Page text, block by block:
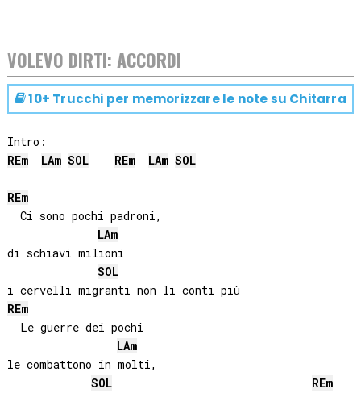
VOLEVO DIRTI: ACCORDI
10+ Trucchi per memorizzare le note su Chitarra
REm LAm SOL REm LAm SOL
REm
  Ci sono pochi padroni,
LAm
di schiavi milioni
SOL
REm
  Le guerre dei pochi
LAm
le combattono in molti,
SOL
REm